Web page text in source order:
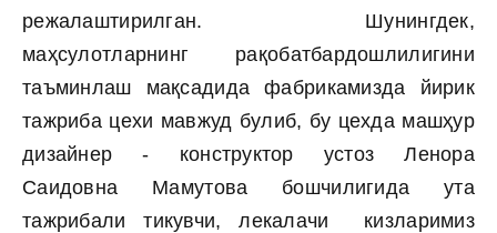
режалаштирилган. Шунингдек,
маҳсулотларнинг рақобатбардошлилигини
таъминлаш мақсадида фабрикамизда йирик
тажриба цехи мавжуд булиб, бу цехда машҳур
дизайнер - конструктор устоз Ленора
Саидовна Мамутова бошчилигида ута
тажрибали тикувчи, лекалачи кизларимиз